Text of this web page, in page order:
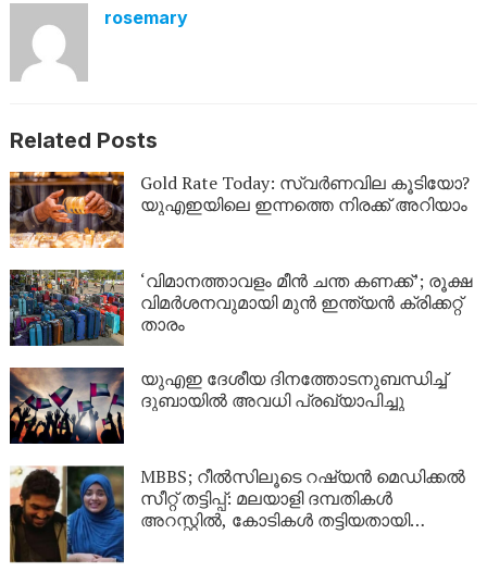
rosemary
Related Posts
Gold Rate Today: സ്വര്‍ണവില കൂടിയോ?
യുഎഇയിലെ ഇന്നത്തെ നിരക്ക് അറിയാം
‘വിമാനത്താവളം മീന്‍ ചന്ത കണക്ക്’; രൂക്ഷ
വിമര്‍ശനവുമായി മുന്‍ ഇന്ത്യന്‍ ക്രിക്കറ്റ്
താരം
യുഎഇ ദേശീയ ദിനത്തോടനുബന്ധിച്ച്
ദുബായിൽ അവധി പ്രഖ്യാപിച്ചു
MBBS; റീൽസിലൂടെ റഷ്യൻ മെഡിക്കൽ
സീറ്റ് തട്ടിപ്പ്: മലയാളി ദമ്പതികൾ
അറസ്റ്റിൽ, കോടികൾ തട്ടിയതായി